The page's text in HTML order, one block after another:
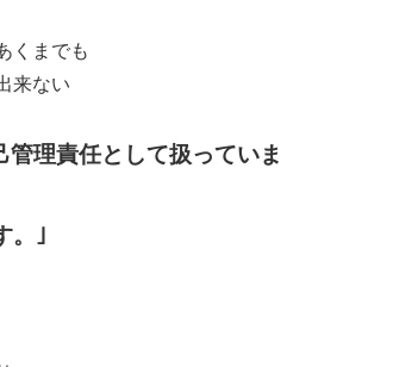
くまでも
来ない
理責任として扱っていま
。｣